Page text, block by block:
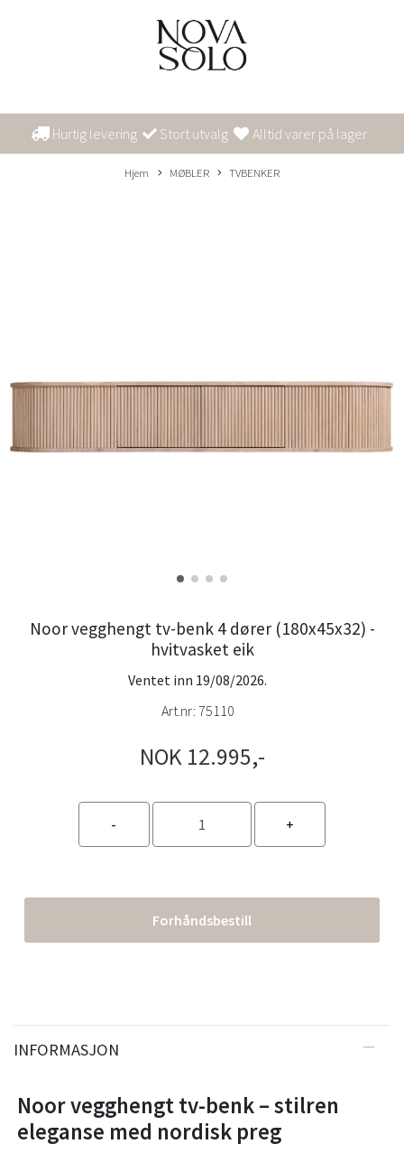
Hurtig levering Stort utvalg Alltid varer på lager
Hjem MØBLER TVBENKER
Noor vegghengt tv-benk 4 dører (180x45x32) -
hvitvasket eik
Ventet inn 19/08/2026.
Art.nr: 75110
NOK 12.995,-
Forhåndsbestill
INFORMASJON
Noor vegghengt tv-benk – stilren
eleganse med nordisk preg